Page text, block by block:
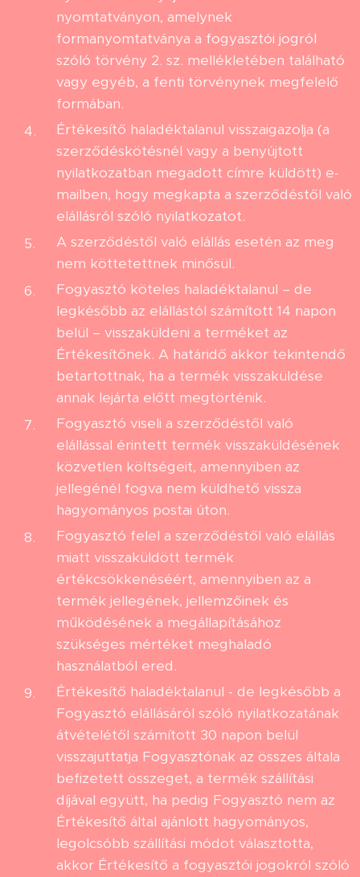
nyomtatványon, amelynek
formanyomtatványa a fogyasztói jogról
szóló törvény 2. sz. mellékletében található
vagy egyéb, a fenti törvénynek megfelelő
formában.
Értékesítő haladéktalanul visszaigazolja (a
szerződéskötésnél vagy a benyújtott
nyilatkozatban megadott címre küldött) e-
mailben, hogy megkapta a szerződéstől való
elállásról szóló nyilatkozatot.
A szerződéstől való elállás esetén az meg
nem köttetettnek minősül.
Fogyasztó köteles haladéktalanul – de
legkésőbb az elállástól számított 14 napon
belül – visszaküldeni a terméket az
Értékesítőnek. A határidő akkor tekintendő
betartottnak, ha a termék visszaküldése
annak lejárta előtt megtörténik.
Fogyasztó viseli a szerződéstől való
elállással érintett termék visszaküldésének
közvetlen költségeit, amennyiben az
jellegénél fogva nem küldhető vissza
hagyományos postai úton.
Fogyasztó felel a szerződéstől való elállás
miatt visszaküldött termék
értékcsökkenéséért, amennyiben az a
termék jellegének, jellemzőinek és
működésének a megállapításához
szükséges mértéket meghaladó
használatból ered.
Értékesítő haladéktalanul - de legkésőbb a
Fogyasztó elállásáról szóló nyilatkozatának
átvételétől számított 30 napon belül
visszajuttatja Fogyasztónak az összes általa
befizetett összeget, a termék szállítási
díjával együtt, ha pedig Fogyasztó nem az
Értékesítő által ajánlott hagyományos,
legolcsóbb szállítási módot választotta,
akkor Értékesítő a fogyasztói jogokról szóló